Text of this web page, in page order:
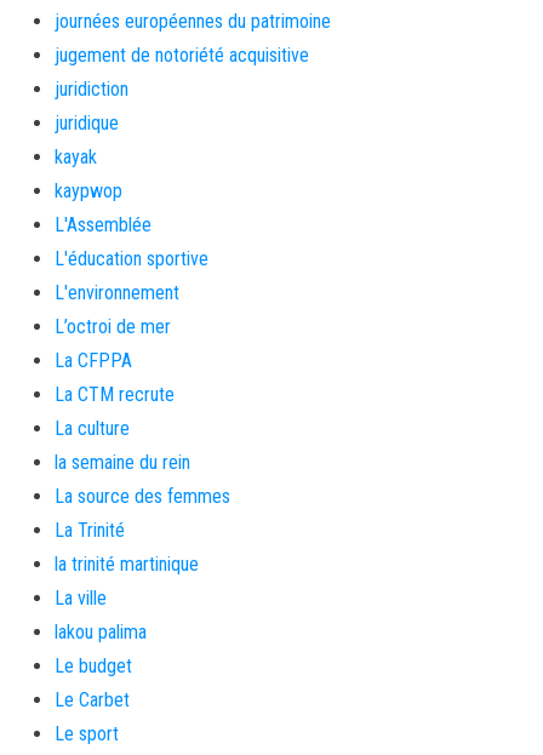
journées européennes du patrimoine
jugement de notoriété acquisitive
juridiction
juridique
kayak
kaypwop
L'Assemblée
L'éducation sportive
L'environnement
L’octroi de mer
La CFPPA
La CTM recrute
La culture
la semaine du rein
La source des femmes
La Trinité
la trinité martinique
La ville
lakou palima
Le budget
Le Carbet
Le sport